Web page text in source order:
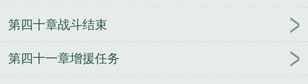
第四十章战斗结束
第四十一章增援任务